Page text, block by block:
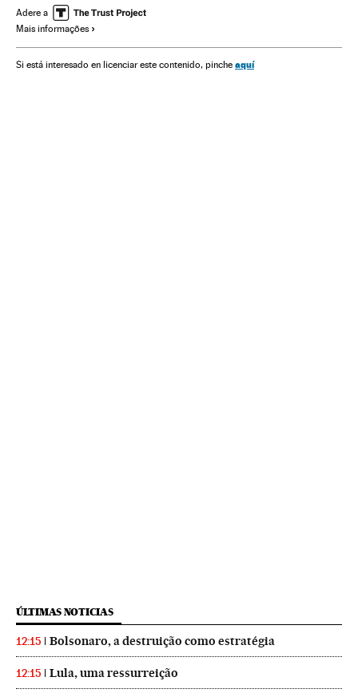
Doenças Empresas Medicina
Indústria
Adere a
Mais informações
Si está interesado en licenciar este contenido, pinche aquí
ÚLTIMAS NOTICIAS
12:15 Bolsonaro, a destruição como estratégia
12:15 Lula, uma ressurreição